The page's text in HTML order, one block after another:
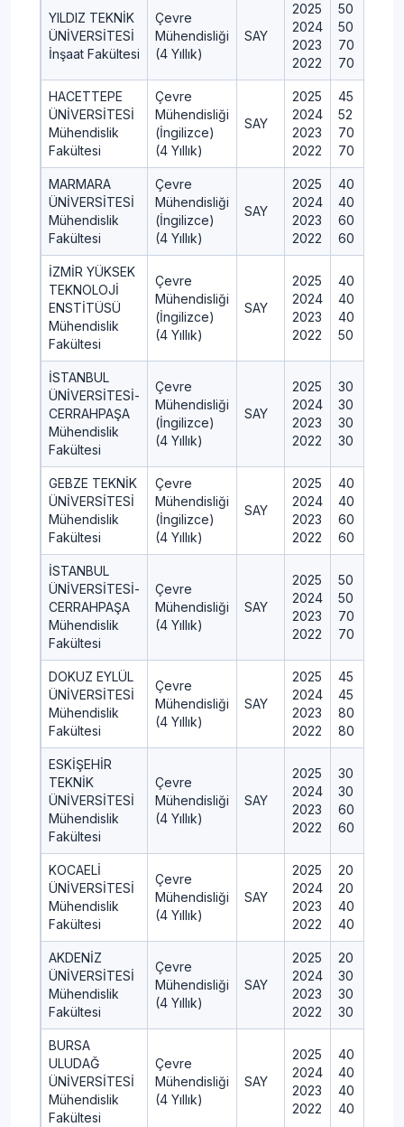
YILDIZ TEKNİK
ÜNİVERSİTESİ
İnşaat Fakültesi
Çevre
Mühendisliği
(4 Yıllık)
SAY
2025
2024
2023
2022
50
50
70
70
HACETTEPE
ÜNİVERSİTESİ
Mühendislik
Fakültesi
Çevre
Mühendisliği
(İngilizce)
(4 Yıllık)
SAY
2025
2024
2023
2022
45
52
70
70
MARMARA
ÜNİVERSİTESİ
Mühendislik
Fakültesi
Çevre
Mühendisliği
(İngilizce)
(4 Yıllık)
SAY
2025
2024
2023
2022
40
40
60
60
İZMİR YÜKSEK
TEKNOLOJİ
ENSTİTÜSÜ
Mühendislik
Fakültesi
Çevre
Mühendisliği
(İngilizce)
(4 Yıllık)
SAY
2025
2024
2023
2022
40
40
40
50
İSTANBUL
ÜNİVERSİTESİ-
CERRAHPAŞA
Mühendislik
Fakültesi
Çevre
Mühendisliği
(İngilizce)
(4 Yıllık)
SAY
2025
2024
2023
2022
30
30
30
30
GEBZE TEKNİK
ÜNİVERSİTESİ
Mühendislik
Fakültesi
Çevre
Mühendisliği
(İngilizce)
(4 Yıllık)
SAY
2025
2024
2023
2022
40
40
60
60
İSTANBUL
ÜNİVERSİTESİ-
CERRAHPAŞA
Mühendislik
Fakültesi
Çevre
Mühendisliği
(4 Yıllık)
SAY
2025
2024
2023
2022
50
50
70
70
DOKUZ EYLÜL
ÜNİVERSİTESİ
Mühendislik
Fakültesi
Çevre
Mühendisliği
(4 Yıllık)
SAY
2025
2024
2023
2022
45
45
80
80
ESKİŞEHİR
TEKNİK
ÜNİVERSİTESİ
Mühendislik
Fakültesi
Çevre
Mühendisliği
(4 Yıllık)
SAY
2025
2024
2023
2022
30
30
60
60
KOCAELİ
ÜNİVERSİTESİ
Mühendislik
Fakültesi
Çevre
Mühendisliği
(4 Yıllık)
SAY
2025
2024
2023
2022
20
20
40
40
AKDENİZ
ÜNİVERSİTESİ
Mühendislik
Fakültesi
Çevre
Mühendisliği
(4 Yıllık)
SAY
2025
2024
2023
2022
20
30
30
30
BURSA
ULUDAĞ
ÜNİVERSİTESİ
Mühendislik
Fakültesi
Çevre
Mühendisliği
(4 Yıllık)
SAY
2025
2024
2023
2022
40
40
40
40